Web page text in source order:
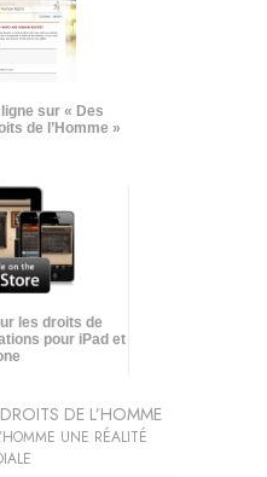
sur « Des
de l’Homme »
les droits de
pour iPad et
DE L’HOMME
UNE RÉALITÉ